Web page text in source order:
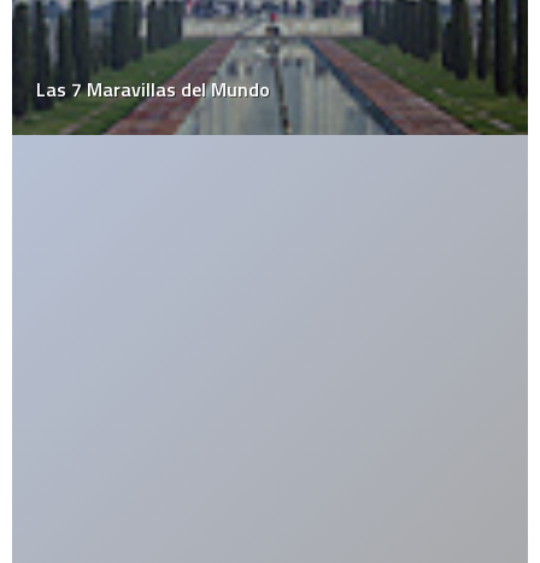
Las 7 Maravillas del Mundo